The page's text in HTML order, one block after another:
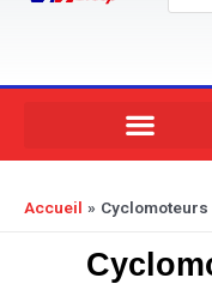
Accueil Cyclomoteurs